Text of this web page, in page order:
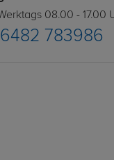
08.00 - 17.00
783986